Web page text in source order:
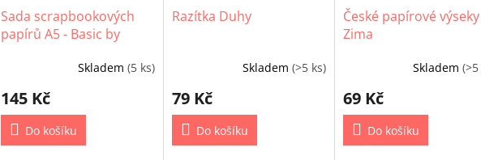
Sada scrapbookových
papírů A5 - Basic by
Skladem (5 ks)
145 Kč
Do košíku
Razítka Duhy
Skladem (>5 ks)
79 Kč
Do košíku
České papírové výseky
Zima
Skladem
69 Kč
Do košíku